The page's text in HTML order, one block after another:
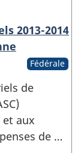
2013-2014
Fédérale
de
aux
de …